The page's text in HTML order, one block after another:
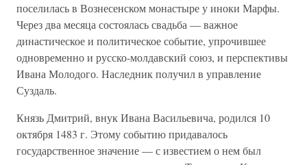
поселилась в Вознесенском монастыре у иноки Марфы.
Через два месяца состоялась свадьба — важное
династическое и политическое событие, упрочившее
одновременно и русско-молдавский союз, и перспективы
Ивана Молодого. Наследник получил в управление
Суздаль.
Князь Дмитрий, внук Ивана Васильевича, родился 10
октября 1483 г. Этому событию придавалось
государственное значение — с известием о нем был